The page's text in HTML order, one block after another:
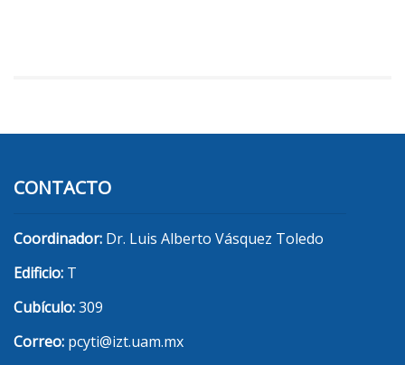
CONTACTO
Coordinador: Dr. Luis Alberto Vásquez Toledo
Edificio: T
Cubículo:309
Correo: pcyti@izt.uam.mx